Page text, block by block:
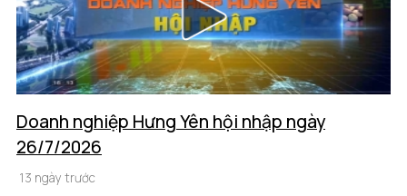
Doanh nghiệp Hưng Yên hội nhập ngày
26/7/2026
13 ngày trước